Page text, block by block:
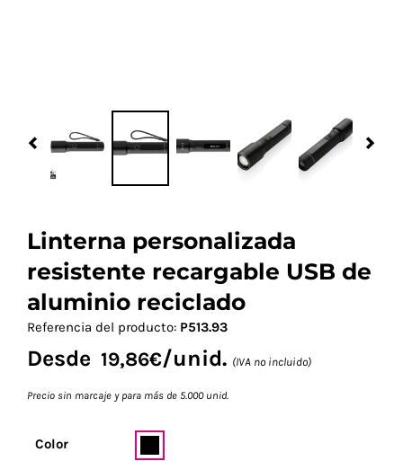
Previous
Linterna personalizada
resistente recargable USB de
aluminio reciclado
Referencia del producto: P513.93
Desde 19,86€/unid. (IVA no incluido)
Precio sin marcaje y para más de 5.000 unid.
Color